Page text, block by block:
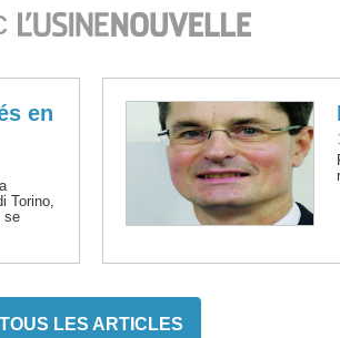
en
Torino,
se
TOUS LES ARTICLES